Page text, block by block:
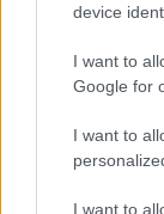
device
I want to
Google for
I want to
I want to
μπαρόκ στυλ